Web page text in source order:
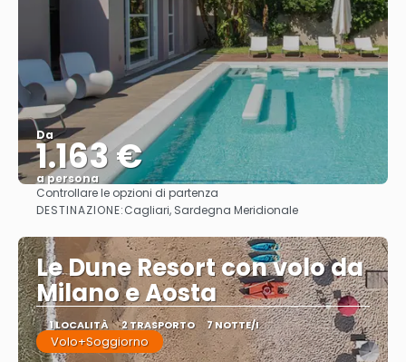
Da
1.163 €
a persona
Vedere
Controllare le opzioni di partenza
DESTINAZIONE:Cagliari, Sardegna Meridionale
Le Dune Resort con volo da
Milano e Aosta
1 LOCALITÀ 2 TRASPORTO 7 NOTTE/I
Volo+Soggiorno